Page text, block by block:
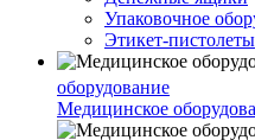
Упаковочное
Этикет-пистолеты
оборудование
Медицинское